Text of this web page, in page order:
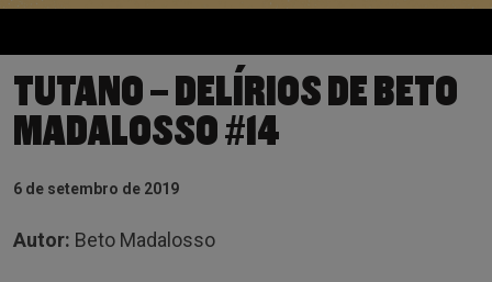
TUTANO – DELÍRIOS DE BETO
MADALOSSO #14
6 de setembro de 2019
Autor: Beto Madalosso